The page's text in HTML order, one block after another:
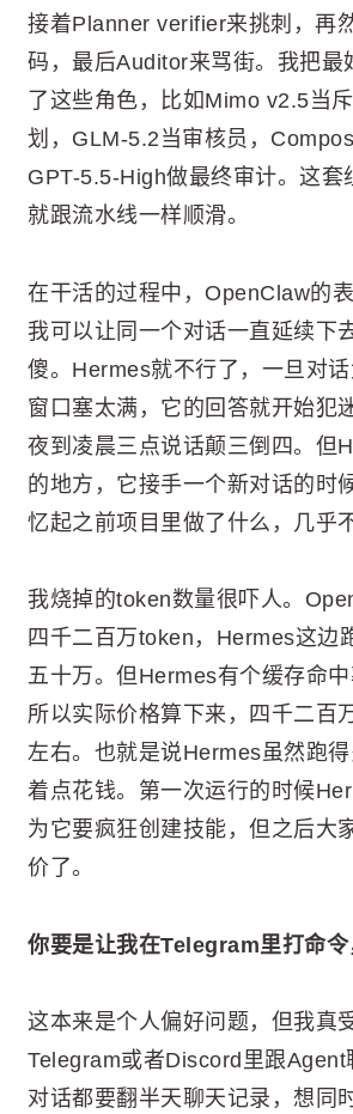
接着Planner verifier来挑刺，再
码，最后Auditor来骂街。我把最
了这些角色，比如Mimo v2.5当
划，GLM-5.2当审核员，
GPT-5.5-High做最终审计。这套
就跟流水线一样顺滑。
在干活的过程中，OpenClaw的表
我可以让同一个对话一直延续下
傻。Hermes就不行了，一旦对
窗口塞太满，它的回答就开始犯
夜到凌晨三点说话颠三倒四。但
的地方，它接手一个新对话的时
忆起之前项目里做了什么，几乎
我烧掉的token数量很吓人。
四千二百万token，Hermes这边
五十万。但Hermes有个缓存命中
所以实际价格算下来，四千二百
左右。也就是说Hermes虽然跑
着点花钱。第一次运行的时候
为它要疯狂创建技能，但之后大
价了。
你要是让我在Telegram里打命令
这本来是个人偏好问题，但我真
Telegram或者Discord里跟Agent
对话都要翻半天聊天记录，想同